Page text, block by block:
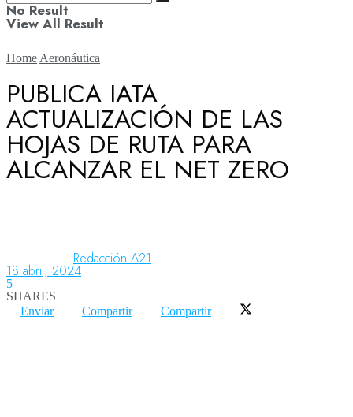
No Result
View All Result
Aerolíneas
Aeronáutica
Home Aeronáutica
PUBLICA IATA
ACTUALIZACIÓN DE LAS
HOJAS DE RUTA PARA
ALCANZAR EL NET ZERO
Redacción A21
18 abril, 2024
5
SHARES
Enviar
Compartir Compartir